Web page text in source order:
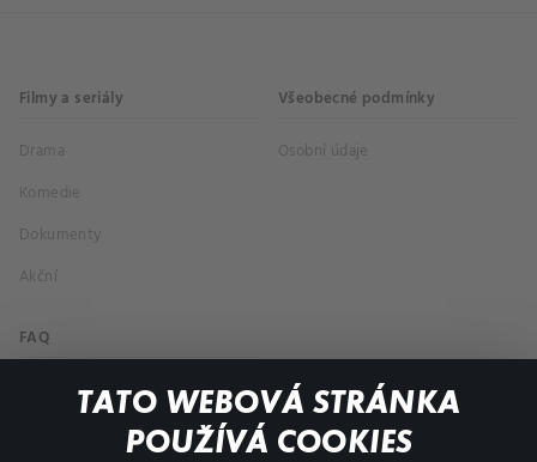
TATO WEBOVÁ STRÁNKA
POUŽÍVÁ COOKIES
Filmy a seriály
Drama
Komedie
Dokumenty
Akční
Všeobecné podmínky
Osobní údaje
FAQ
Můj účet
Důležité odkazy